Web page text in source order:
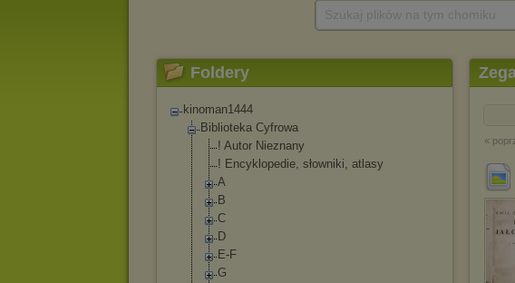
Foldery
kinoman1444
Biblioteka Cyfrowa
! Autor Nieznany
! Encyklopedie, słowniki, atlasy
A
B
C
D
E-F
G
«